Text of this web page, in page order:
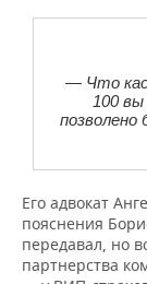
— Что
100
позволено
Его адвокат
пояснения
передавал, но
партнерства